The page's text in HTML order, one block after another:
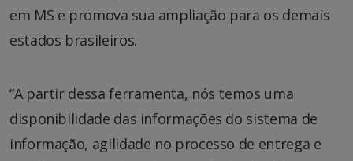
em MS e promova sua ampliação para os demais
estados brasileiros.
“A partir dessa ferramenta, nós temos uma
disponibilidade das informações do sistema de
informação, agilidade no processo de entrega e